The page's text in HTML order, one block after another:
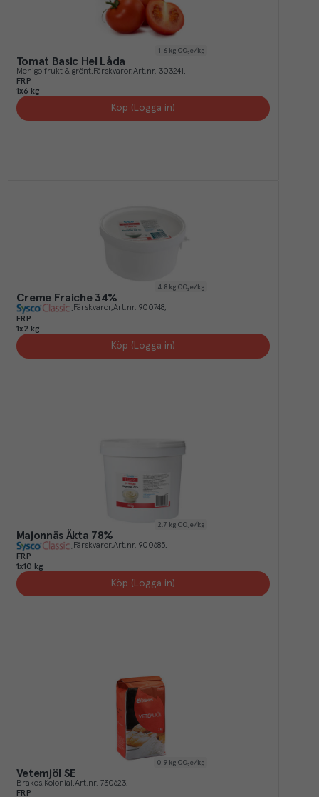
1.6 kg CO₂e/kg
Tomat Basic Hel Låda
Menigo frukt & grönt Färskvaror Art.nr. 303241
FRP
1x6 kg
Köp (Logga in)
4.8 kg CO₂e/kg
Creme Fraiche 34%
Färskvaror Art.nr. 900748
FRP
1x2 kg
Köp (Logga in)
2.7 kg CO₂e/kg
Majonnäs Äkta 78%
Färskvaror Art.nr. 900685
FRP
1x10 kg
Köp (Logga in)
0.9 kg CO₂e/kg
Vetemjöl SE
Brakes Kolonial Art.nr. 730623
FRP